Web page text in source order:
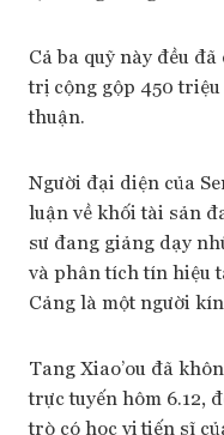
Cả ba quỹ này đều
trị cộng gộp 450 triệu
thuận.
Người đại diện của
luận về khối tài sản
sư đang giảng dạy
và phân tích tín hiệu
Cảng là một người
Tang Xiao’ou đã
trực tuyến hôm 6.12,
trò có học vị tiến sĩ